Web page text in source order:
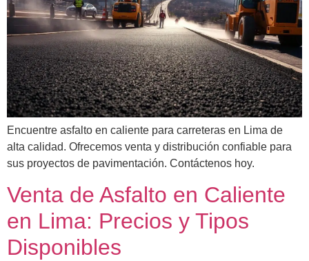
Encuentre asfalto en caliente para carreteras en Lima de
alta calidad. Ofrecemos venta y distribución confiable para
sus proyectos de pavimentación. Contáctenos hoy.
Venta de Asfalto en Caliente
en Lima: Precios y Tipos
Disponibles